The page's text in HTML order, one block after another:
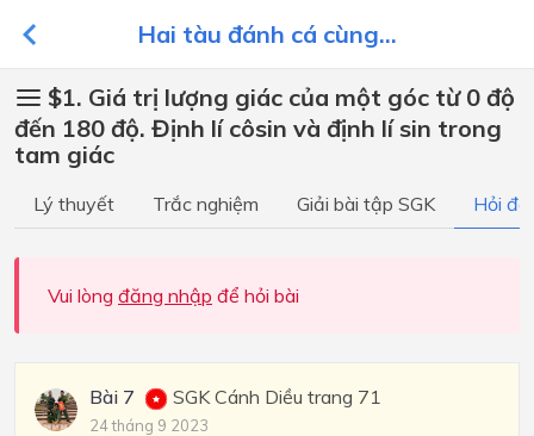
Hai tàu đánh cá cùng...
$1. Giá trị lượng giác của một góc từ 0 độ
đến 180 độ. Định lí côsin và định lí sin trong
tam giác
Lý thuyết Trắc nghiệm Giải bài tập SGK Hỏi
Vui lòng đăng nhập để hỏi bài
Bài 7 SGK Cánh Diều trang 71
24 tháng 9 2023